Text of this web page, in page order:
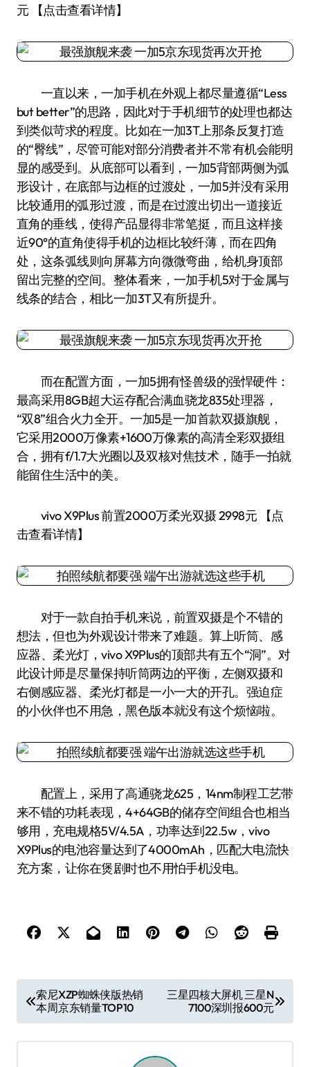
元 【点击查看详情】
一直以来，一加手机在外观上都尽量遵循“Less
but better”的思路，因此对于手机细节的处理也都达
到类似苛求的程度。比如在一加3T上那条反复打造
的“臀线”，尽管可能对部分消费者并不常有机会能明
显的感受到。从底部可以看到，一加5背部两侧为弧
形设计，在底部与边框的过渡处，一加5并没有采用
比较通用的弧形过渡，而是在过渡出切出一道接近
直角的垂线，使得产品显得非常笔挺，而且这样接
近90°的直角使得手机的边框比较纤薄，而在四角
处，这条弧线则向屏幕方向微微弯曲，给机身顶部
留出完整的空间。整体看来，一加手机5对于金属与
线条的结合，相比一加3T又有所提升。
而在配置方面，一加5拥有怪兽级的强悍硬件：
最高采用8GB超大运存配合满血骁龙835处理器，
“双8”组合火力全开。一加5是一加首款双摄旗舰，
它采用2000万像素+1600万像素的高清全彩双摄组
合，拥有f/1.7大光圈以及双核对焦技术，随手一拍就
能留住生活中的美。
vivo X9Plus 前置2000万柔光双摄 2998元 【点
击查看详情】
对于一款自拍手机来说，前置双摄是个不错的
想法，但也为外观设计带来了难题。算上听筒、感
应器、柔光灯，vivo X9Plus的顶部共有五个“洞”。对
此设计师是尽量保持听筒两边的平衡，左侧双摄和
右侧感应器、柔光灯都是一小一大的开孔。强迫症
的小伙伴也不用急，黑色版本就没有这个烦恼啦。
配置上，采用了高通骁龙625，14nm制程工艺带
来不错的功耗表现，4+64GB的储存空间组合也相当
够用，充电规格5V/4.5A，功率达到22.5w，vivo
X9Plus的电池容量达到了4000mAh，匹配大电流快
充方案，让你在煲剧时也不用怕手机没电。
章
导
索尼XZP蜘蛛侠版热销
本周京东销量TOP10
三星四核大屏机 三星N
7100深圳报600元